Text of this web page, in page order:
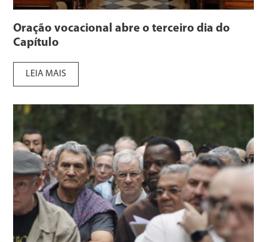
Oração vocacional abre o terceiro dia do
Capítulo
LEIA MAIS